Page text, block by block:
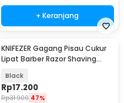
+ Keranjang
KNIFEZER Gagang Pisau Cukur
Lipat Barber Razor Shaving
Black
Rp17.200
Rp31.900 47%